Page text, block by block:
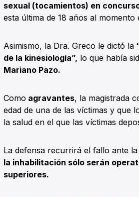
sexual (tocamientos) en
esta última de 18 años al momento
Asimismo, la Dra. Greco le dictó la
de la kinesiología”, lo que había
Mariano Pazo.
Como agravantes, la magistrada
edad de una de las víctimas y que
la salud en el que las víctimas
La defensa recurrirá el fallo ante
la inhabilitación sólo serán
superiores.